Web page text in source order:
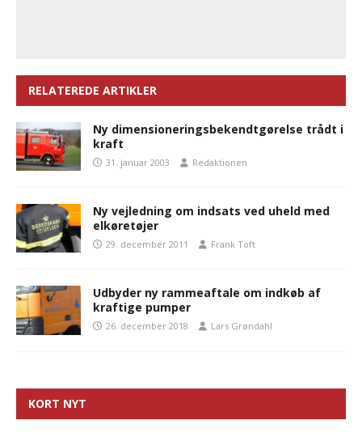
RELATEREDE ARTIKLER
Ny dimensioneringsbekendtgørelse trådt i
kraft
31. januar 2003 Redaktionen
Ny vejledning om indsats ved uheld med
elkøretøjer
29. december 2011 Frank Toft
Udbyder ny rammeaftale om indkøb af
kraftige pumper
26. december 2018 Lars Grøndahl
KORT NYT